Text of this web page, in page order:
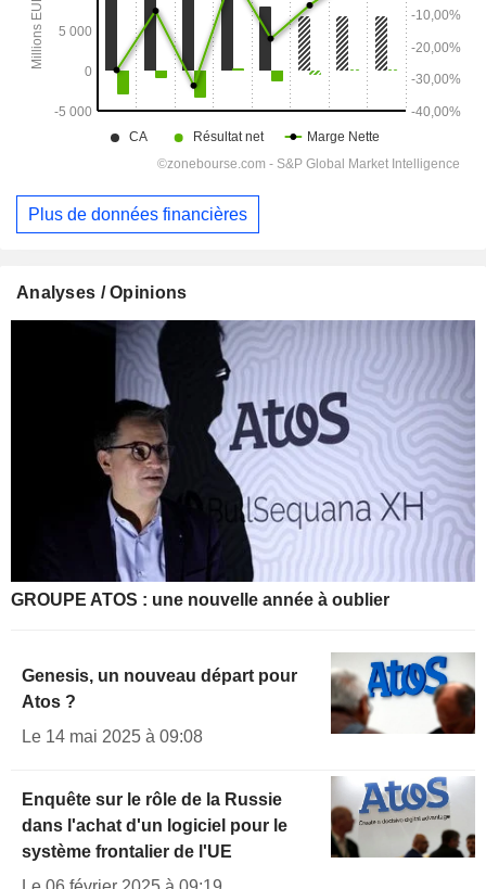
Plus de données financières
Analyses / Opinions
GROUPE ATOS : une nouvelle année à oublier
Genesis, un nouveau départ pour
Atos ?
Le 14 mai 2025 à 09:08
Enquête sur le rôle de la Russie
dans l'achat d'un logiciel pour le
système frontalier de l'UE